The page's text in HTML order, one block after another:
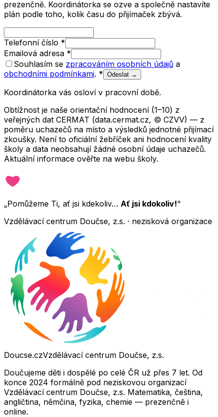
prezenčně. Koordinátorka se ozve a společně nastavíte
plán podle toho, kolik času do přijímaček zbývá.
Telefonní číslo *
Emailová adresa *
Souhlasím se zpracováním osobních údajů a
obchodními podmínkami. * Odeslat →
Koordinátorka vás osloví v pracovní době.
Obtížnost je naše orientační hodnocení (1–10) z
veřejných dat CERMAT (data.cermat.cz, © CZVV) — z
poměru uchazečů na místo a výsledků jednotné přijímací
zkoušky. Není to oficiální žebříček ani hodnocení kvality
školy a data neobsahují žádné osobní údaje uchazečů.
Aktuální informace ověřte na webu školy.
„Pomůžeme Ti, ať jsi kdekoliv… Ať jsi kdokoliv!"
Vzdělávací centrum Doučse, z.s. · nezisková organizace
Doucse.czVzdělávací centrum Doučse, z.s.
Doučujeme děti i dospělé po celé ČR už přes 7 let. Od
konce 2024 formálně pod neziskovou organizací
Vzdělávací centrum Doučse, z.s. Matematika, čeština,
angličtina, němčina, fyzika, chemie — prezenčně i
online.